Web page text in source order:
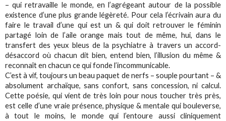
– qui retravaille le monde, en l’agrégeant autour de la possible
existence d’une plus grande légèreté. Pour cela l’écrivain aura du
faire le travail d’une qui est un & qui doit retrouver le féminin
partagé loin de l’aile orange mais tout de même, hui, dans le
transfert des yeux bleus de la psychiatre à travers un accord-
désaccord où chacun dit bien, entend bien, l’illusion du même &
reconnaît en chacun ce qui fonde l’incommunicable.
C’est à vif, toujours un beau paquet de nerfs – souple pourtant – &
absolument archaïque, sans confort, sans concession, ni calcul.
Cette poésie, qui vient de très loin pour nous toucher très près,
est celle d’une vraie présence, physique & mentale qui bouleverse,
à tout le moins, le monde qui l’entoure aussi cliniquement